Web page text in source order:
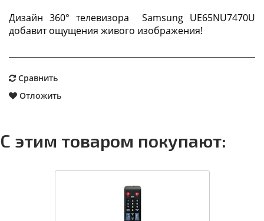
Дизайн 360° телевизора Samsung UE65NU7470U
добавит ощущения живого изображения!
Сравнить
Отложить
С этим товаром покупают: